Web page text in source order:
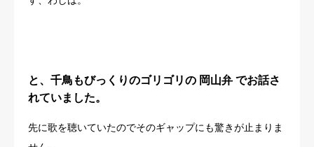
と、千鳥もびっくりのゴリゴリの 岡山弁 でお話さ
れていました。
先に歌を聴いていたのでそのギャップにも驚きが止まりま